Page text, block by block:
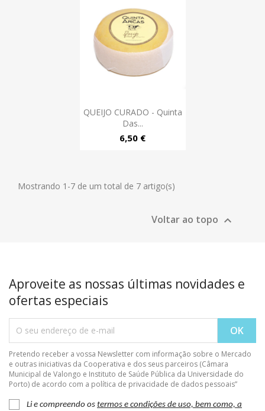
QUEIJO CURADO - Quinta
Das...
6,50 €
Mostrando 1-7 de um total de 7 artigo(s)
Voltar ao topo 
Aproveite as nossas últimas novidades e
ofertas especiais
Pretendo receber a vossa Newsletter com informação sobre o Mercado
e outras iniciativas da Cooperativa e dos seus parceiros (Câmara
Municipal de Valongo e Instituto de Saúde Pública da Universidade do
Porto) de acordo com a política de privacidade de dados pessoais”
Li e compreendo os termos e condições de uso, bem como, a